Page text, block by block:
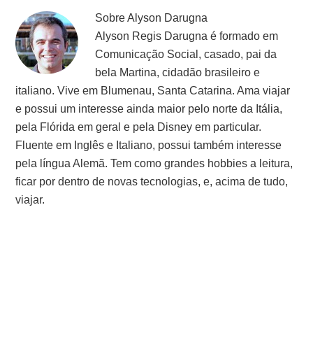
SobreAlyson Darugna
Alyson Regis Darugna é formado em
Comunicação Social, casado, pai da
bela Martina, cidadão brasileiro e
italiano. Vive em Blumenau, Santa Catarina. Ama viajar
e possui um interesse ainda maior pelo norte da Itália,
pela Flórida em geral e pela Disney em particular.
Fluente em Inglês e Italiano, possui também interesse
pela língua Alemã. Tem como grandes hobbies a leitura,
ficar por dentro de novas tecnologias, e, acima de tudo,
viajar.